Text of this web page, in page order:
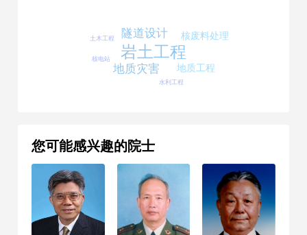
岩土工程
隧道设计
地质灾害 地质工程
核废料处理
核电站
土木工程
水利工程
您可能感兴趣的院士